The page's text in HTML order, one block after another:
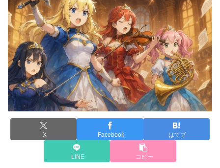
X Facebook はてブ
LINE コピー